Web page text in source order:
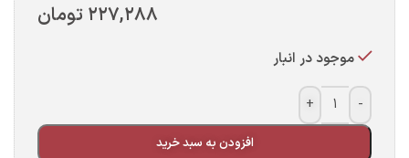
۲۲۷,۲۸۸ تومان
موجود در انبار
-
+
افزودن به سبد خرید